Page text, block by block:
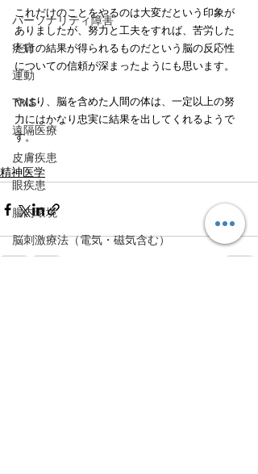
パーソナリティ障害
疼痛
運動
TMS
遠隔医療
皮膚疾患
眼疾患
腸内環境
脳刺激療法（電気・磁気含む）
これだけのことをやるのは大変だという印象が
ありましたが、努力と工夫をすれば、苦労した
だけの結果が得られるものだという脳の反応性
についての信頼が深まったようにも思います。
やはり、脳を含めた人間の体は、一定以上の努
力にはかなり忠実に結果を出してくれるようで
す。
精神医学